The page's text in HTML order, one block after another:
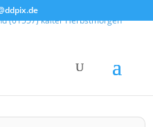
(01557) kalter Herbstmorgen